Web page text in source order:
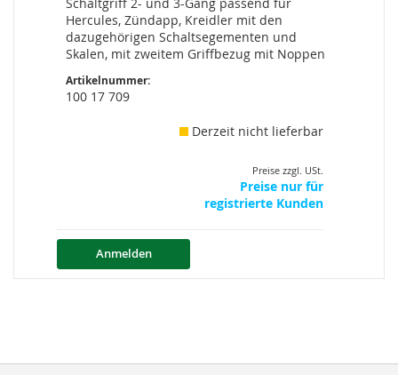
Hercules, Zündapp, Kreidler mit den
dazugehörigen Schaltsegementen und
Skalen, mit zweitem Griffbezug mit Noppen
Artikelnummer:
100 17 709
Derzeit nicht lieferbar
Preise zzgl. USt.
Preise nur für
registrierte Kunden
Anmelden